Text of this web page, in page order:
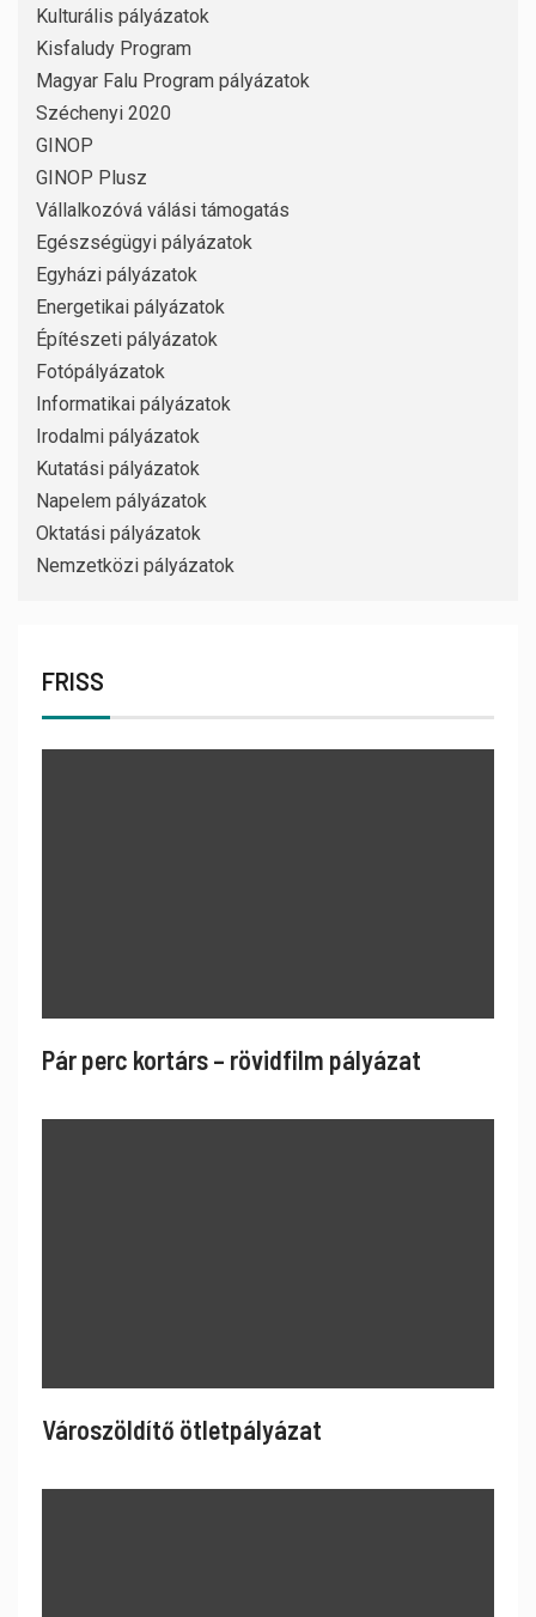
Kulturális pályázatok
Kisfaludy Program
Magyar Falu Program pályázatok
Széchenyi 2020
GINOP
GINOP Plusz
Vállalkozóvá válási támogatás
Egészségügyi pályázatok
Egyházi pályázatok
Energetikai pályázatok
Építészeti pályázatok
Fotópályázatok
Informatikai pályázatok
Irodalmi pályázatok
Kutatási pályázatok
Napelem pályázatok
Oktatási pályázatok
Nemzetközi pályázatok
FRISS
Pár perc kortárs – rövidfilm pályázat
Városzöldítő ötletpályázat